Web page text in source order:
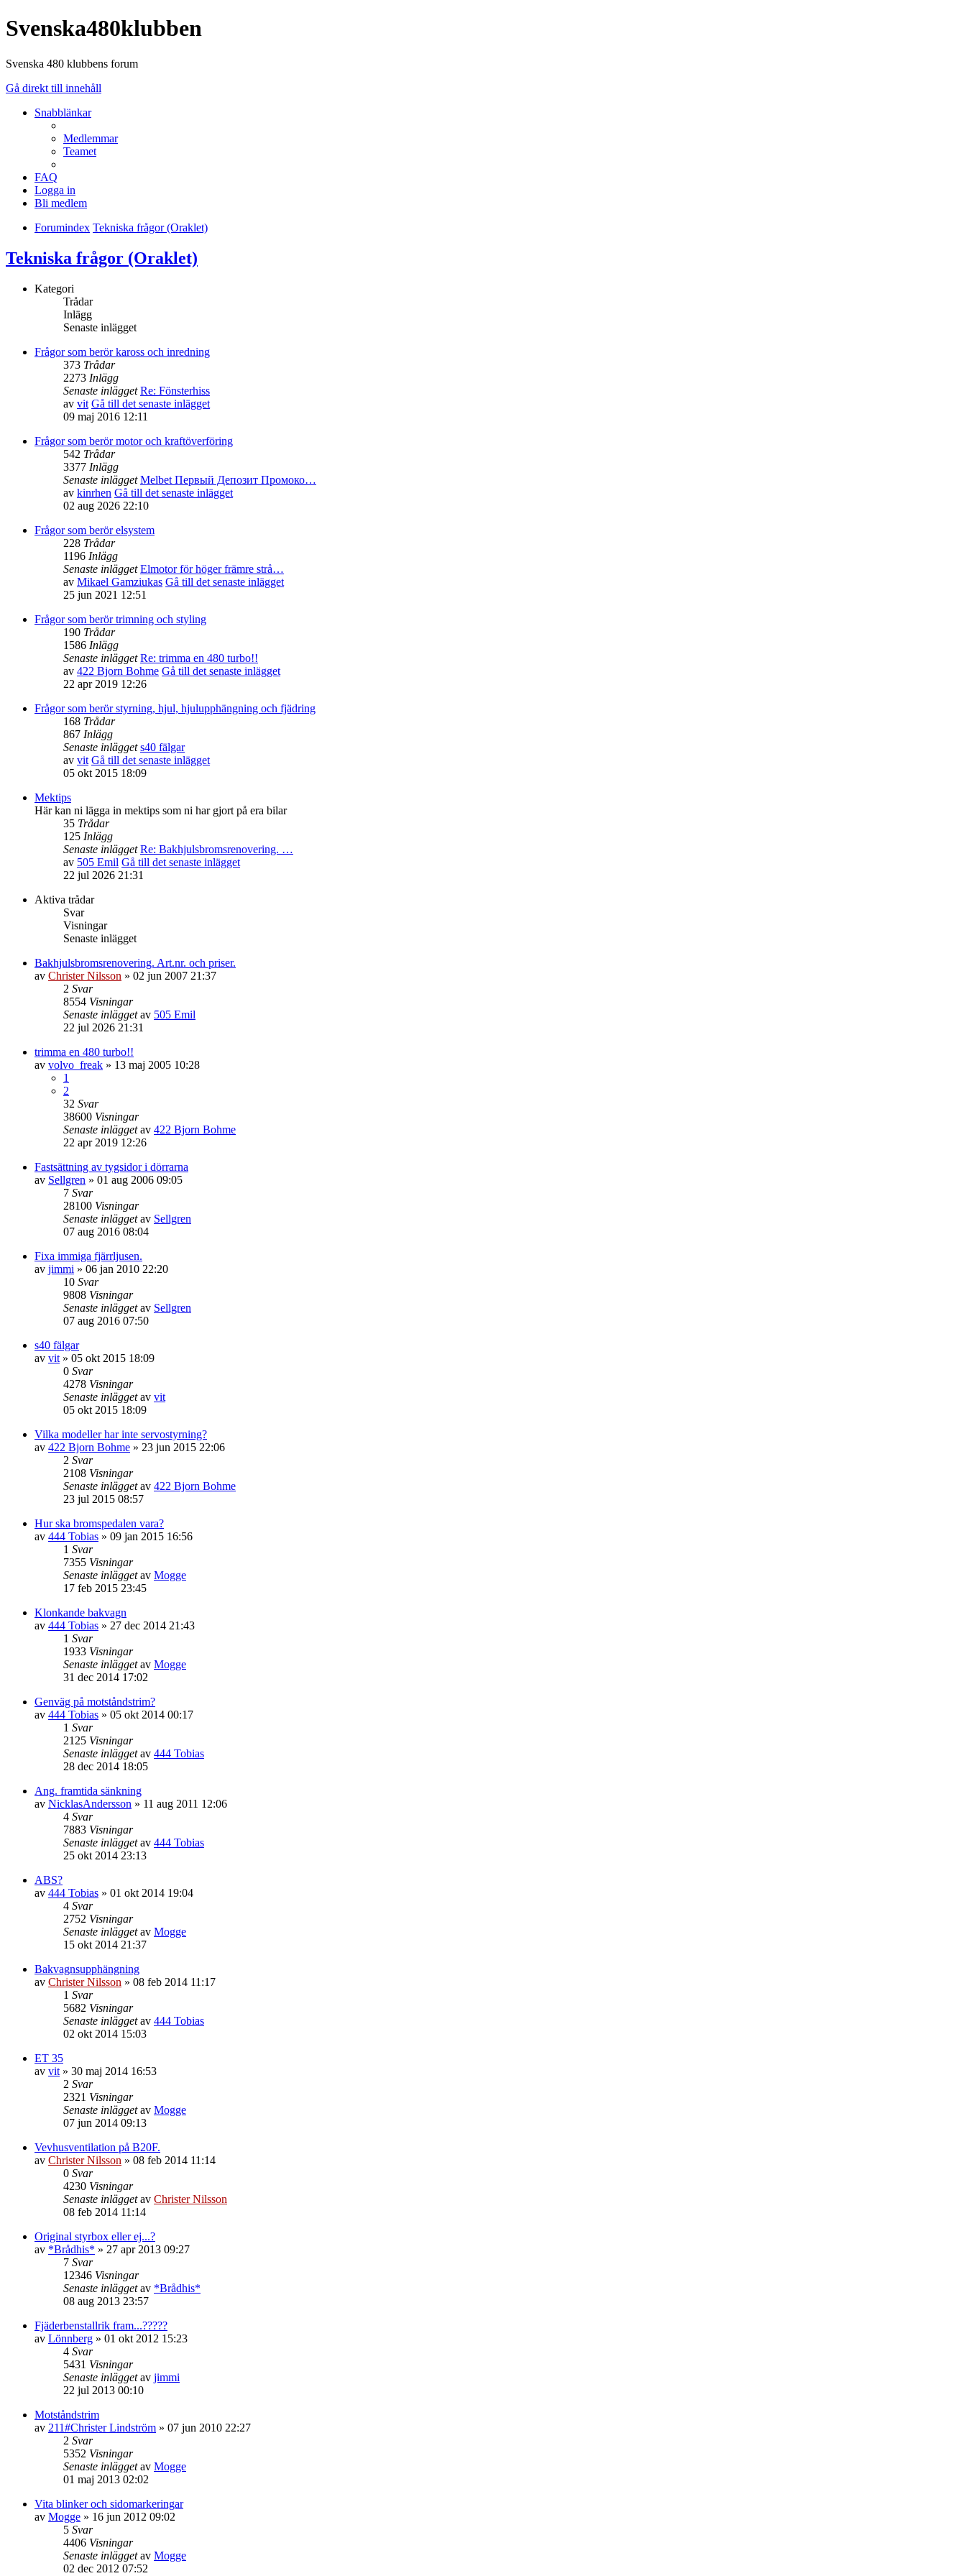
Svenska480klubben
Svenska 480 klubbens forum
Gå direkt till innehåll
Snabblänkar
Medlemmar
Teamet
FAQ
Logga in
Bli medlem
Forumindex Tekniska frågor (Oraklet)
Tekniska frågor (Oraklet)
Kategori
Trådar
Inlägg
Senaste inlägget
Frågor som berör kaross och inredning
373 Trådar
2273 Inlägg
Senaste inlägget Re: Fönsterhiss
av vit Gå till det senaste inlägget
09 maj 2016 12:11
Frågor som berör motor och kraftöverföring
542 Trådar
3377 Inlägg
Senaste inlägget Melbet Первый Депозит Промоко…
av kinrhen Gå till det senaste inlägget
02 aug 2026 22:10
Frågor som berör elsystem
228 Trådar
1196 Inlägg
Senaste inlägget Elmotor för höger främre strå…
av Mikael Gamziukas Gå till det senaste inlägget
25 jun 2021 12:51
Frågor som berör trimning och styling
190 Trådar
1586 Inlägg
Senaste inlägget Re: trimma en 480 turbo!!
av 422 Bjorn Bohme Gå till det senaste inlägget
22 apr 2019 12:26
Frågor som berör styrning, hjul, hjulupphängning och fjädring
168 Trådar
867 Inlägg
Senaste inlägget s40 fälgar
av vit Gå till det senaste inlägget
05 okt 2015 18:09
Mektips
Här kan ni lägga in mektips som ni har gjort på era bilar
35 Trådar
125 Inlägg
Senaste inlägget Re: Bakhjulsbromsrenovering. …
av 505 Emil Gå till det senaste inlägget
22 jul 2026 21:31
Aktiva trådar
Svar
Visningar
Senaste inlägget
Bakhjulsbromsrenovering. Art.nr. och priser.
av Christer Nilsson » 02 jun 2007 21:37
2 Svar
8554 Visningar
Senaste inläggetav 505 Emil
22 jul 2026 21:31
trimma en 480 turbo!!
av volvo_freak » 13 maj 2005 10:28
1
2
32 Svar
38600 Visningar
Senaste inläggetav 422 Bjorn Bohme
22 apr 2019 12:26
Fastsättning av tygsidor i dörrarna
av Sellgren » 01 aug 2006 09:05
7 Svar
28100 Visningar
Senaste inläggetav Sellgren
07 aug 2016 08:04
Fixa immiga fjärrljusen.
av jimmi » 06 jan 2010 22:20
10 Svar
9808 Visningar
Senaste inläggetav Sellgren
07 aug 2016 07:50
s40 fälgar
av vit » 05 okt 2015 18:09
0 Svar
4278 Visningar
Senaste inläggetav vit
05 okt 2015 18:09
Vilka modeller har inte servostyrning?
av 422 Bjorn Bohme » 23 jun 2015 22:06
2 Svar
2108 Visningar
Senaste inläggetav 422 Bjorn Bohme
23 jul 2015 08:57
Hur ska bromspedalen vara?
av 444 Tobias » 09 jan 2015 16:56
1 Svar
7355 Visningar
Senaste inläggetav Mogge
17 feb 2015 23:45
Klonkande bakvagn
av 444 Tobias » 27 dec 2014 21:43
1 Svar
1933 Visningar
Senaste inläggetav Mogge
31 dec 2014 17:02
Genväg på motståndstrim?
av 444 Tobias » 05 okt 2014 00:17
1 Svar
2125 Visningar
Senaste inläggetav 444 Tobias
28 dec 2014 18:05
Ang. framtida sänkning
av NicklasAndersson » 11 aug 2011 12:06
4 Svar
7883 Visningar
Senaste inläggetav 444 Tobias
25 okt 2014 23:13
ABS?
av 444 Tobias » 01 okt 2014 19:04
4 Svar
2752 Visningar
Senaste inläggetav Mogge
15 okt 2014 21:37
Bakvagnsupphängning
av Christer Nilsson » 08 feb 2014 11:17
1 Svar
5682 Visningar
Senaste inläggetav 444 Tobias
02 okt 2014 15:03
ET 35
av vit » 30 maj 2014 16:53
2 Svar
2321 Visningar
Senaste inläggetav Mogge
07 jun 2014 09:13
Vevhusventilation på B20F.
av Christer Nilsson » 08 feb 2014 11:14
0 Svar
4230 Visningar
Senaste inläggetav Christer Nilsson
08 feb 2014 11:14
Original styrbox eller ej...?
av *Brådhis* » 27 apr 2013 09:27
7 Svar
12346 Visningar
Senaste inläggetav *Brådhis*
08 aug 2013 23:57
Fjäderbenstallrik fram...?????
av Lönnberg » 01 okt 2012 15:23
4 Svar
5431 Visningar
Senaste inläggetav jimmi
22 jul 2013 00:10
Motståndstrim
av 211#Christer Lindström » 07 jun 2010 22:27
2 Svar
5352 Visningar
Senaste inläggetav Mogge
01 maj 2013 02:02
Vita blinker och sidomarkeringar
av Mogge » 16 jun 2012 09:02
5 Svar
4406 Visningar
Senaste inläggetav Mogge
02 dec 2012 07:52